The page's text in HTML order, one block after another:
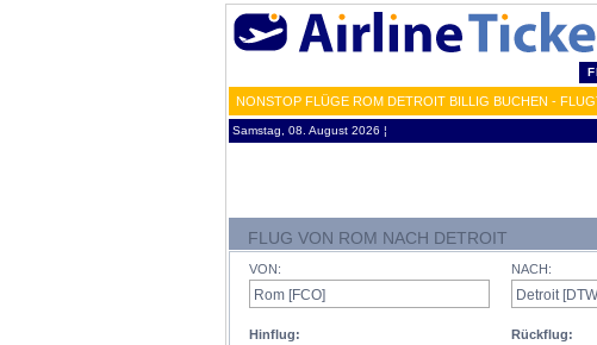
NONSTOP FLÜGE ROM DETROIT BILLIG BUCHEN -
Samstag, 08. August 2026 ¦
FLUG VON ROM NACH DETROIT
VON:
Hinflug:
NACH:
Rückflug: